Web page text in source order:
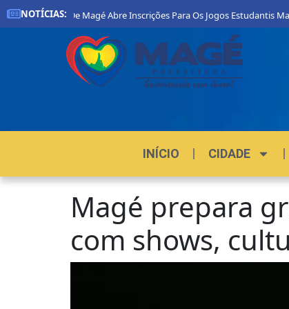
NOTÍCIAS:
Prefeitura De Magé Abre Inscrições Para Os Jogos Estudantis
INÍCIO CIDADE
Magé prepara
com shows,